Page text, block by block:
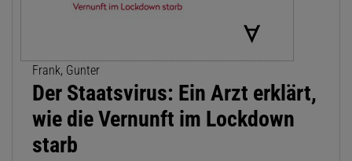
Frank, Gunter
Der Staatsvirus: Ein Arzt erklärt,
wie die Vernunft im Lockdown
starb